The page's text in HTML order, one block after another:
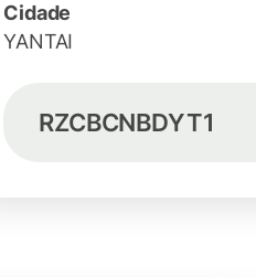
Cidade
YANTAI
RZCBCNBDYT1